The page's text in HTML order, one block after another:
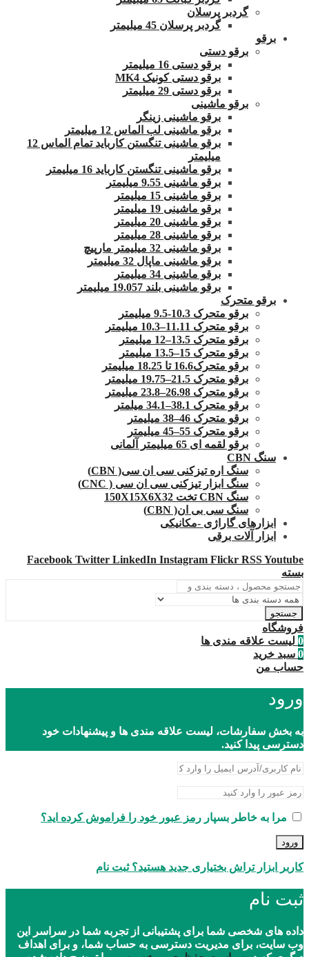
گردبر پرسلان
گردبر پرسلان 45 میلیمتر
برقو
برقو دستی
برقو دستی 16 میلیمتر
برقو دستی کونیک MK4
برقو دستی 29 میلیمتر
برقو ماشینی
برقو ماشینی زینگر
برقو ماشینی لب الماس 12 میلیمتر
برقو ماشینی تنگستن کارباید تمام الماس 12
میلیمتر
برقو ماشینی تنگستن کارباید 16 میلیمتر
برقو ماشینی 9.55 میلیمتر
برقو ماشینی 15 میلیمتر
برقو ماشینی 19 میلیمتر
برقو ماشینی 20 میلیمتر
برقو ماشینی 28 میلیمتر
برقو ماشینی 32 میلیمتر مارپیچ
برقو ماشینی ماپال 32 میلیمتر
برقو ماشینی 34 میلیمتر
برقو ماشینی بلند 19.057 میلیمتر
برقو متحرک
برقو متحرک 10.3-9.5 میلیمتر
برقو متحرک 11.11–10.3 میلیمتر
برقو متحرک 13.5–12 میلیمتر
برقو متحرک 15–13.5 میلیمتر
برقو متحرک16.6 تا 18.25 میلیمتر
برقو متحرک 21.5–19.75 میلیمتر
برقو متحرک 26.98–23.8 میلیمتر
برقو متحرک 38.1–34.1 میلمتر
برقو متحرک 46–38 میلیمتر
برقو متحرک 55–45 میلیمتر
برقو لقمه ای 65 میلیمتر آلمانی
سنگ CBN
سنگ اره تیزکنی سی ان سی( CBN)
سنگ ابزار تیزکنی سی ان سی ( CNC)
سنگ CBN تخت 150X15X6X32
سنگ سی بی ان( CBN)
ابزارهای گاراژی -مکانیکی
ابزار آلات برقی
Facebook Twitter LinkedIn Instagram Flickr RSSYoutube
بسته
جستجو
فروشگاه
0 لیست علاقه مندی ها
0 سبد خرید
حساب من
ورود
به بخش سفارشات، لیست علاقه مندی ها و پیشنهادات خود
دسترسی پیدا کنید.
مرا به خاطر بسپار رمز عبور خود را فراموش کرده اید؟
ورود
کاربر ابزار تراش بختیاری جدید هستید؟ ثبت نام
ثبت نام
داده های شخصی شما برای پشتیبانی از تجربه شما در سراسر این
وب سایت، برای مدیریت دسترسی به حساب شما، و برای اهداف